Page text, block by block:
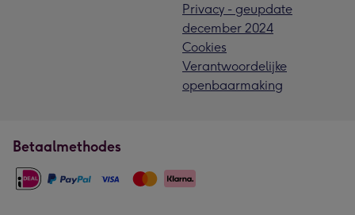
Privacy - geupdate
december 2024
Cookies
Verantwoordelijke
openbaarmaking
Betaalmethodes